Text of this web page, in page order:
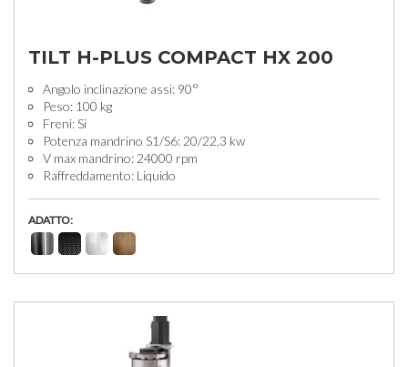
TILT H-PLUS COMPACT HX 200
Angolo inclinazione assi: 90°
Peso: 100 kg
Freni: Si
Potenza mandrino S1/S6: 20/22,3 kw
V max mandrino: 24000 rpm
Raffreddamento: Liquido
ADATTO: